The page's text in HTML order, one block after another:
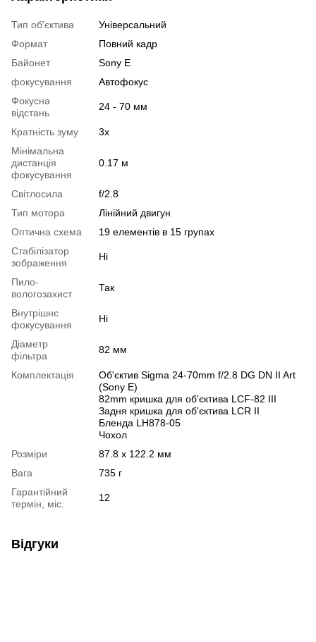
Тип об'єктива
Універсальний
Формат
Повний кадр
Байонет
Sony E
фокусування
Автофокус
Фокусна
відстань
24 - 70 мм
Кратність зуму
3x
Мінімальна
дистанція
фокусування
0.17 м
Світлосила
f/2.8
Тип мотора
Лінійний двигун
Оптична схема
19 елементів в 15 групах
Стабілізатор
зображення
Ні
Пило-
вологозахист
Так
Внутрішнє
фокусування
Ні
Діаметр
фільтра
82 мм
Комплектація
Об'єктив Sigma 24-70mm f/2.8 DG DN II Art
(Sony E)
82mm кришка для об'єктива LCF-82 III
Задня кришка для об'єктива LCR II
Бленда LH878-05
Чохол
Розміри
87.8 x 122.2 мм
Вага
735 г
Гарантійний
термін, міс.
12
Відгуки